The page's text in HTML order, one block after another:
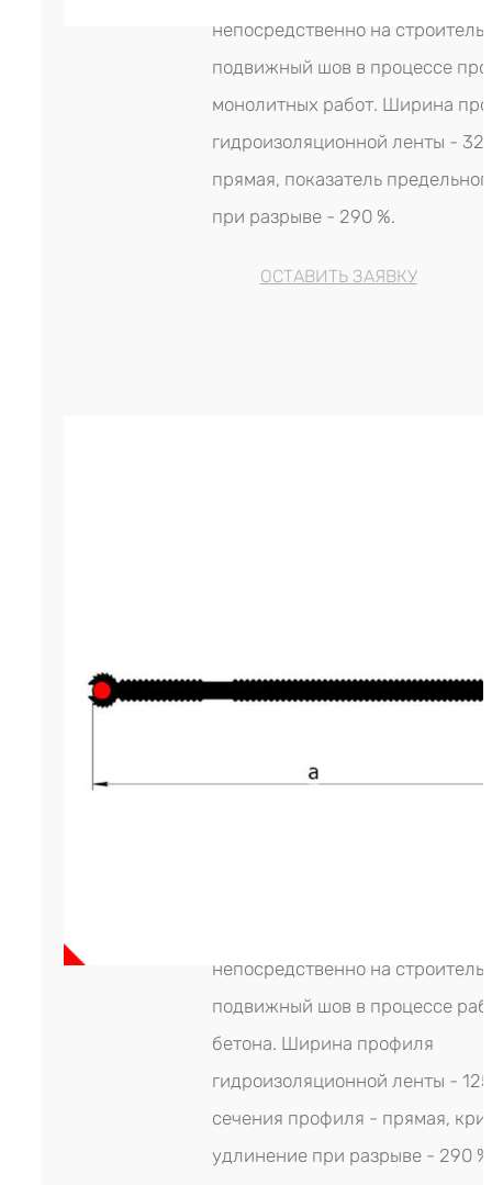
непосредственно на
подвижный шов в процессе
монолитных работ. Ширина
гидроизоляционной ленты -
прямая, показатель
при разрыве - 290 %.
ОСТАВИТЬ ЗАЯВКУ
сооружениях промышленного
производится методом
непосредственно на
подвижный шов в процессе
бетона. Ширина профиля
гидроизоляционной ленты -
сечения профиля - прямая,
удлинение при разрыве - 290